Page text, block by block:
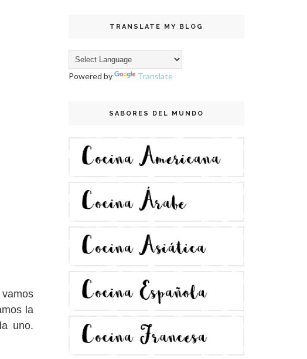
la
uno.
TRANSLATE MY BLOG
Powered by Translate
SABORES DEL MUNDO